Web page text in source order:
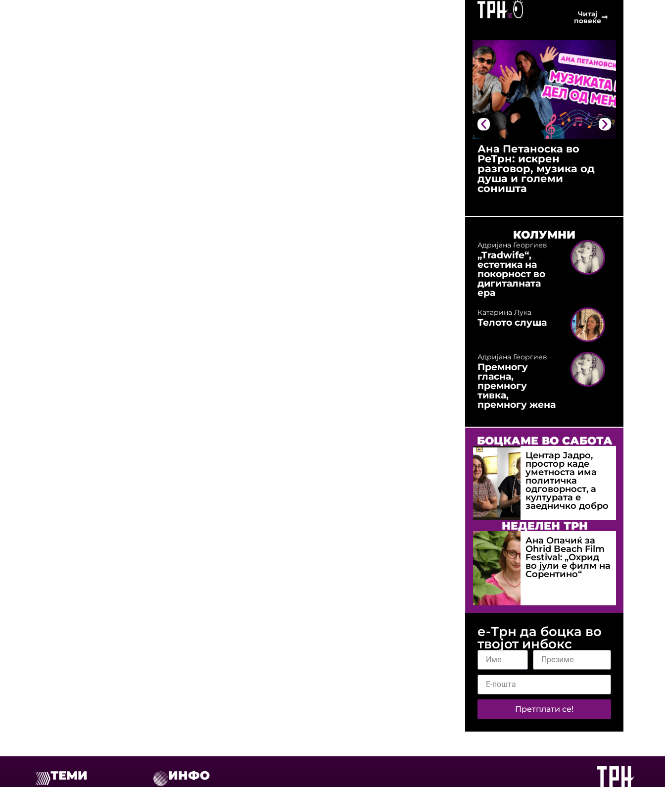
Читај
повеќе
Ана Петаноска во
РеТрн: искрен
разговор, музика од
душа и големи
соништа
КОЛУМНИ
Адријана Георгиев
„Tradwife“,
естетика на
покорност во
дигиталната
ера
Катарина Лука
Телото слуша
Адријана Георгиев
Премногу
гласна,
премногу
тивка,
премногу жена
БОЦКАМЕ ВО САБОТА
Центар Јадро,
простор каде
уметноста има
политичка
одговорност, а
културата е
заедничко добро
НЕДЕЛЕН ТРН
Ана Опачиќ за
Оhrid Beach Film
Festival: „Охрид
во јули е филм на
Сорентино“
е-Трн да боцка во
твојот инбокс
Претплати се!
ТЕМИ ИНФО